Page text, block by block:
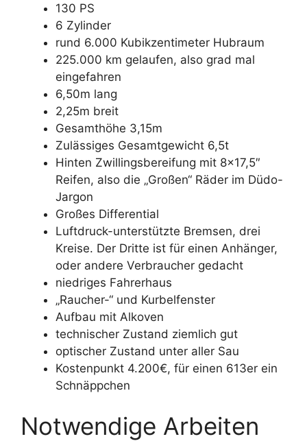
130 PS
6 Zylinder
rund 6.000 Kubikzentimeter Hubraum
225.000 km gelaufen, also grad mal
eingefahren
6,50m lang
2,25m breit
Gesamthöhe 3,15m
Zulässiges Gesamtgewicht 6,5t
Hinten Zwillingsbereifung mit 8×17,5″
Reifen, also die „Großen“ Räder im Düdo-
Jargon
Großes Differential
Luftdruck-unterstützte Bremsen, drei
Kreise. Der Dritte ist für einen Anhänger,
oder andere Verbraucher gedacht
niedriges Fahrerhaus
„Raucher-“ und Kurbelfenster
Aufbau mit Alkoven
technischer Zustand ziemlich gut
optischer Zustand unter aller Sau
Kostenpunkt 4.200€, für einen 613er ein
Schnäppchen
Notwendige Arbeiten